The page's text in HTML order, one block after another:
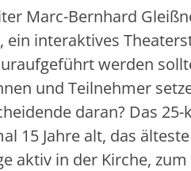
Marc-Bernhard
ein interaktives
werden
und Teilnehmer
daran? Das
15 Jahre alt, das
aktiv in der Kirche,